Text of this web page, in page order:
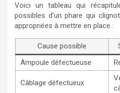
Voici un tableau qui
possibles d’un phare qui
appropriées à mettre en place :
Cause possible
Ampoule défectueuse
Câblage défectueux